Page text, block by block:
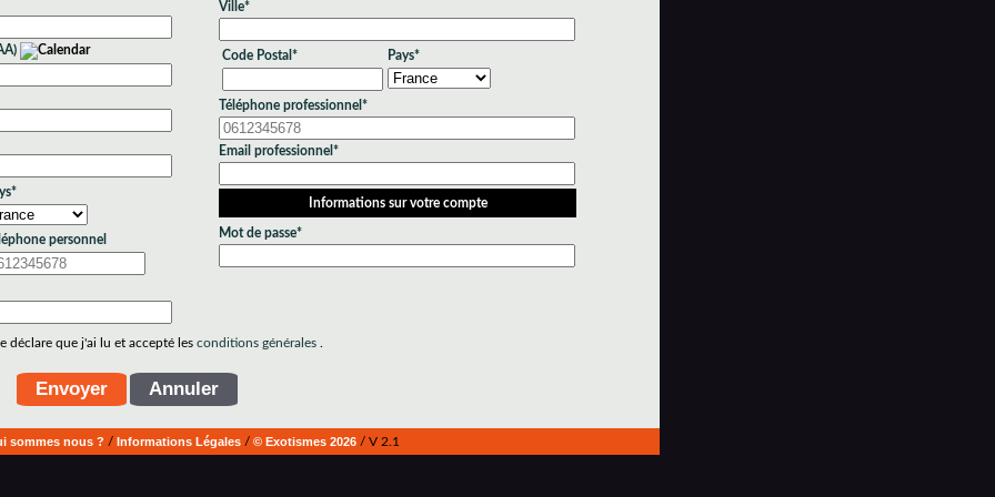
personnel
Ville*
Code Postal* Pays*
Téléphone professionnel*
Email professionnel*
Informations sur votre compte
Mot de passe*
que j'ai lu et accepté les conditions générales
sommes nous ? / Informations Légales/ © Exotismes 2026/ V 2.1